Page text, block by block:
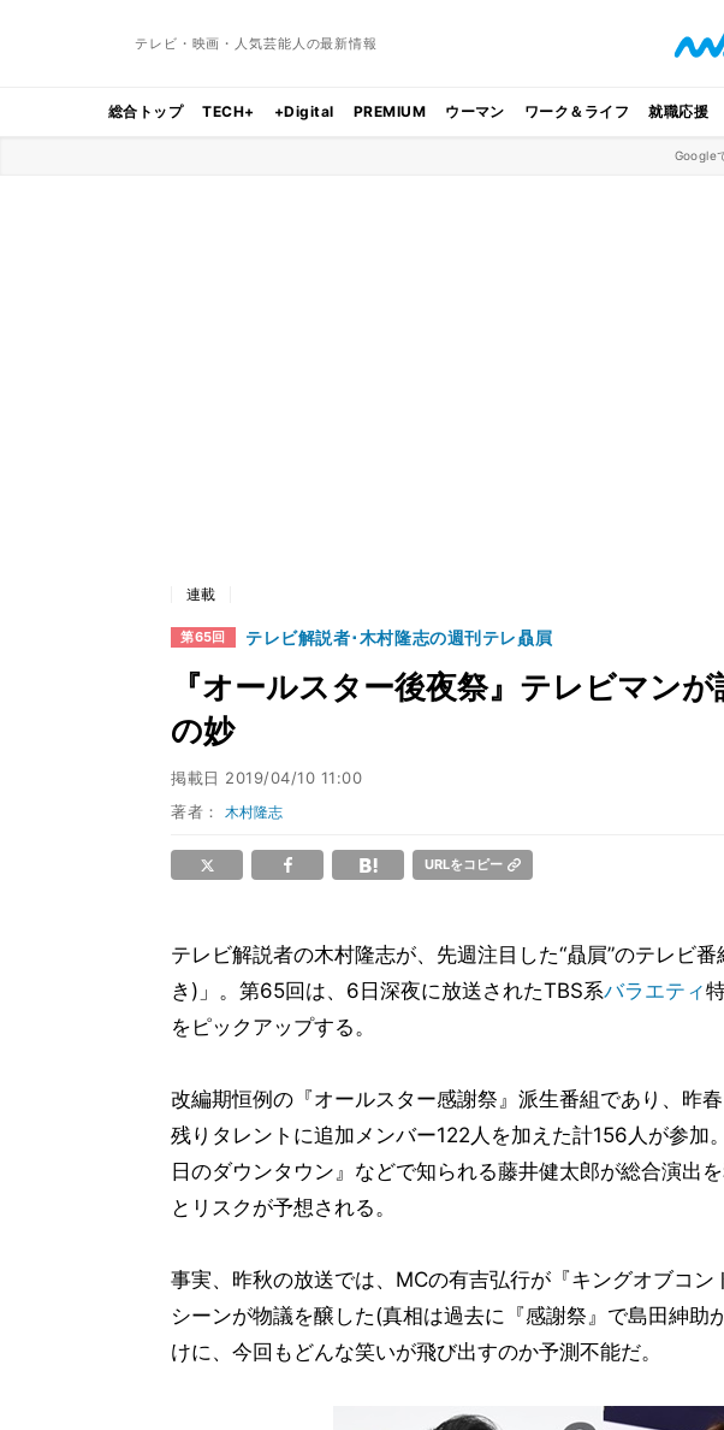
テレビ・映画・人気芸能人の最新情報
総合トップ TECH+ +Digital PREMIUM ウーマン ワーク＆ライフ 就職応援
Google
連載
第65回 テレビ解説者･木村隆志の週刊テレ贔屓
『オールスター後夜祭』テレビマン
の妙
掲載日 2019/04/10 11:00
著者： 木村隆志
URLをコピー
テレビ解説者の木村隆志が、先週注目した“贔屓”のテレビ
き)」。第65回は、6日深夜に放送されたTBS系バラエティ
をピックアップする。
改編期恒例の『オールスター感謝祭』派生番組であり、昨
残りタレントに追加メンバー122人を加えた計156人が参加
日のダウンタウン』などで知られる藤井健太郎が総合演出
とリスクが予想される。
事実、昨秋の放送では、MCの有吉弘行が『キングオブコ
シーンが物議を醸した(真相は過去に『感謝祭』で島田紳
けに、今回もどんな笑いが飛び出すのか予測不能だ。